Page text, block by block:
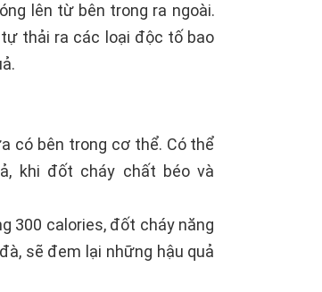
lên từ bên trong ra ngoài.
thải ra các loại độc tố bao
có bên trong cơ thể. Có thể
khi đốt cháy chất béo và
300 calories, đốt cháy năng
sẽ đem lại những hậu quả